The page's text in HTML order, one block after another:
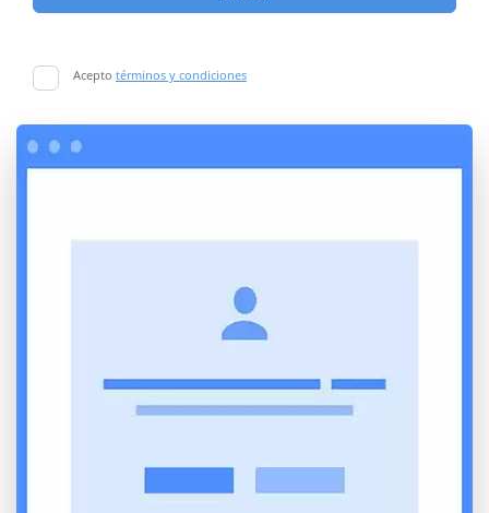
Acepto términos y condiciones